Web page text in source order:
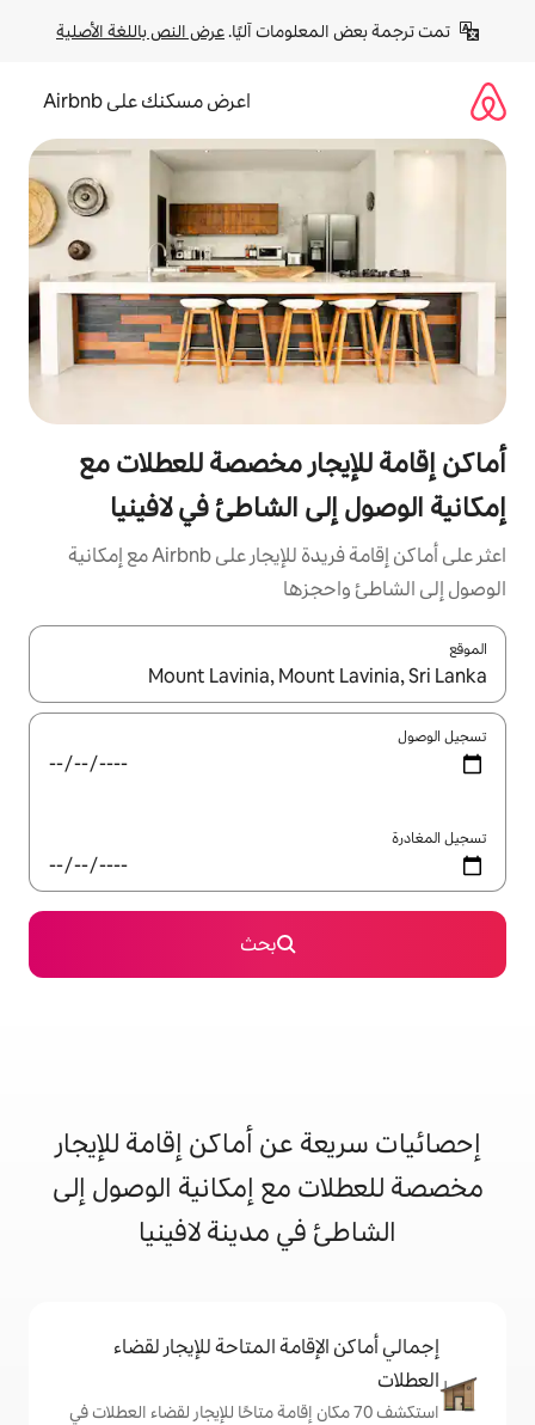
آليًا. عرض النص باللغة الأصلية
مخصصة للعطلات مع
الشاطئ في لافينيا
اعثر على أماكن إقامة فريدة للإيجار على Airbnb مع إمكانية
باستخدام السهمين لأعلى ولأسفل أو استكشف عن طريق اللمس أو السحب.
عن أماكن إقامة للإيجار
مع إمكانية الوصول إلى
مدينة لافينيا
المتاحة للإيجار لقضاء
70 مكان إقامة متاحًا للإيجار لقضاء العطلات في